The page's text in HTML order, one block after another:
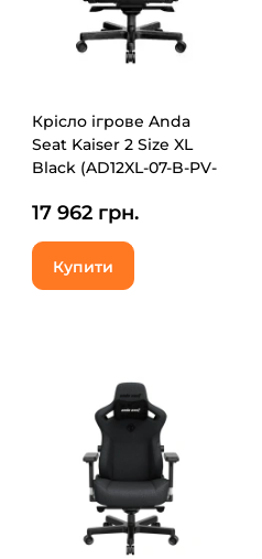
Крісло ігрове Anda
Seat Kaiser 2 Size XL
Black (AD12XL-07-B-PV-
17 962 грн.
Купити